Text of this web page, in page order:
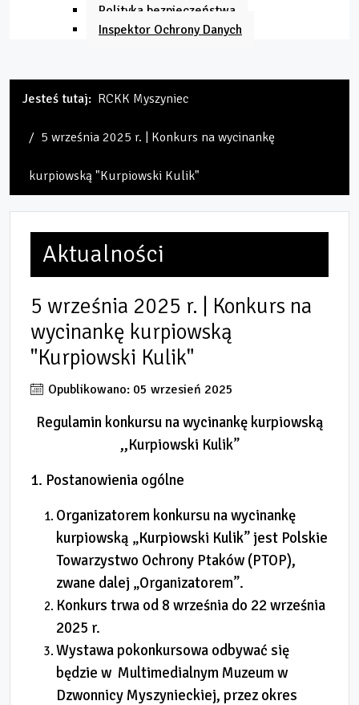
Polityka bezpieczeństwa
Inspektor Ochrony Danych
Jesteś tutaj: RCKK Myszyniec
5 września 2025 r. | Konkurs na wycinankę
kurpiowską "Kurpiowski Kulik"
Aktualności
5 września 2025 r. | Konkurs na
wycinankę kurpiowską
"Kurpiowski Kulik"
Opublikowano: 05 wrzesień 2025
Regulamin konkursu na wycinankę kurpiowską
,,Kurpiowski Kulik”
1. Postanowienia ogólne
Organizatorem konkursu na wycinankę
kurpiowską „Kurpiowski Kulik” jest Polskie
Towarzystwo Ochrony Ptaków (PTOP),
zwane dalej „Organizatorem”.
Konkurs trwa od 8 września do 22 września
2025 r.
Wystawa pokonkursowa odbywać się
będzie w Multimedialnym Muzeum w
Dzwonnicy Myszynieckiej, przez okres